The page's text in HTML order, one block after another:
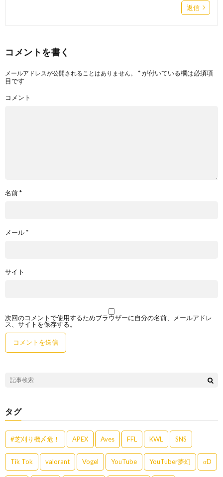
返信
コメントを書く
メールアドレスが公開されることはありません。 *が付いている欄は必須項
目です
コメント
名前*
メール*
サイト
次回のコメントで使用するためブラウザーに自分の名前、メールアドレ
ス、サイトを保存する。
タグ
#芝刈り機〆危！ APEX Aves FFL KWL SNS
Tik Tok valorant Vogel YouTube YouTuber夢幻 αD